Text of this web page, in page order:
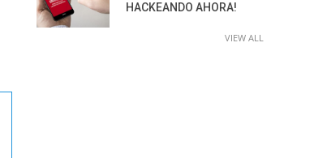
HACKEANDO AHORA!
VIEW ALL